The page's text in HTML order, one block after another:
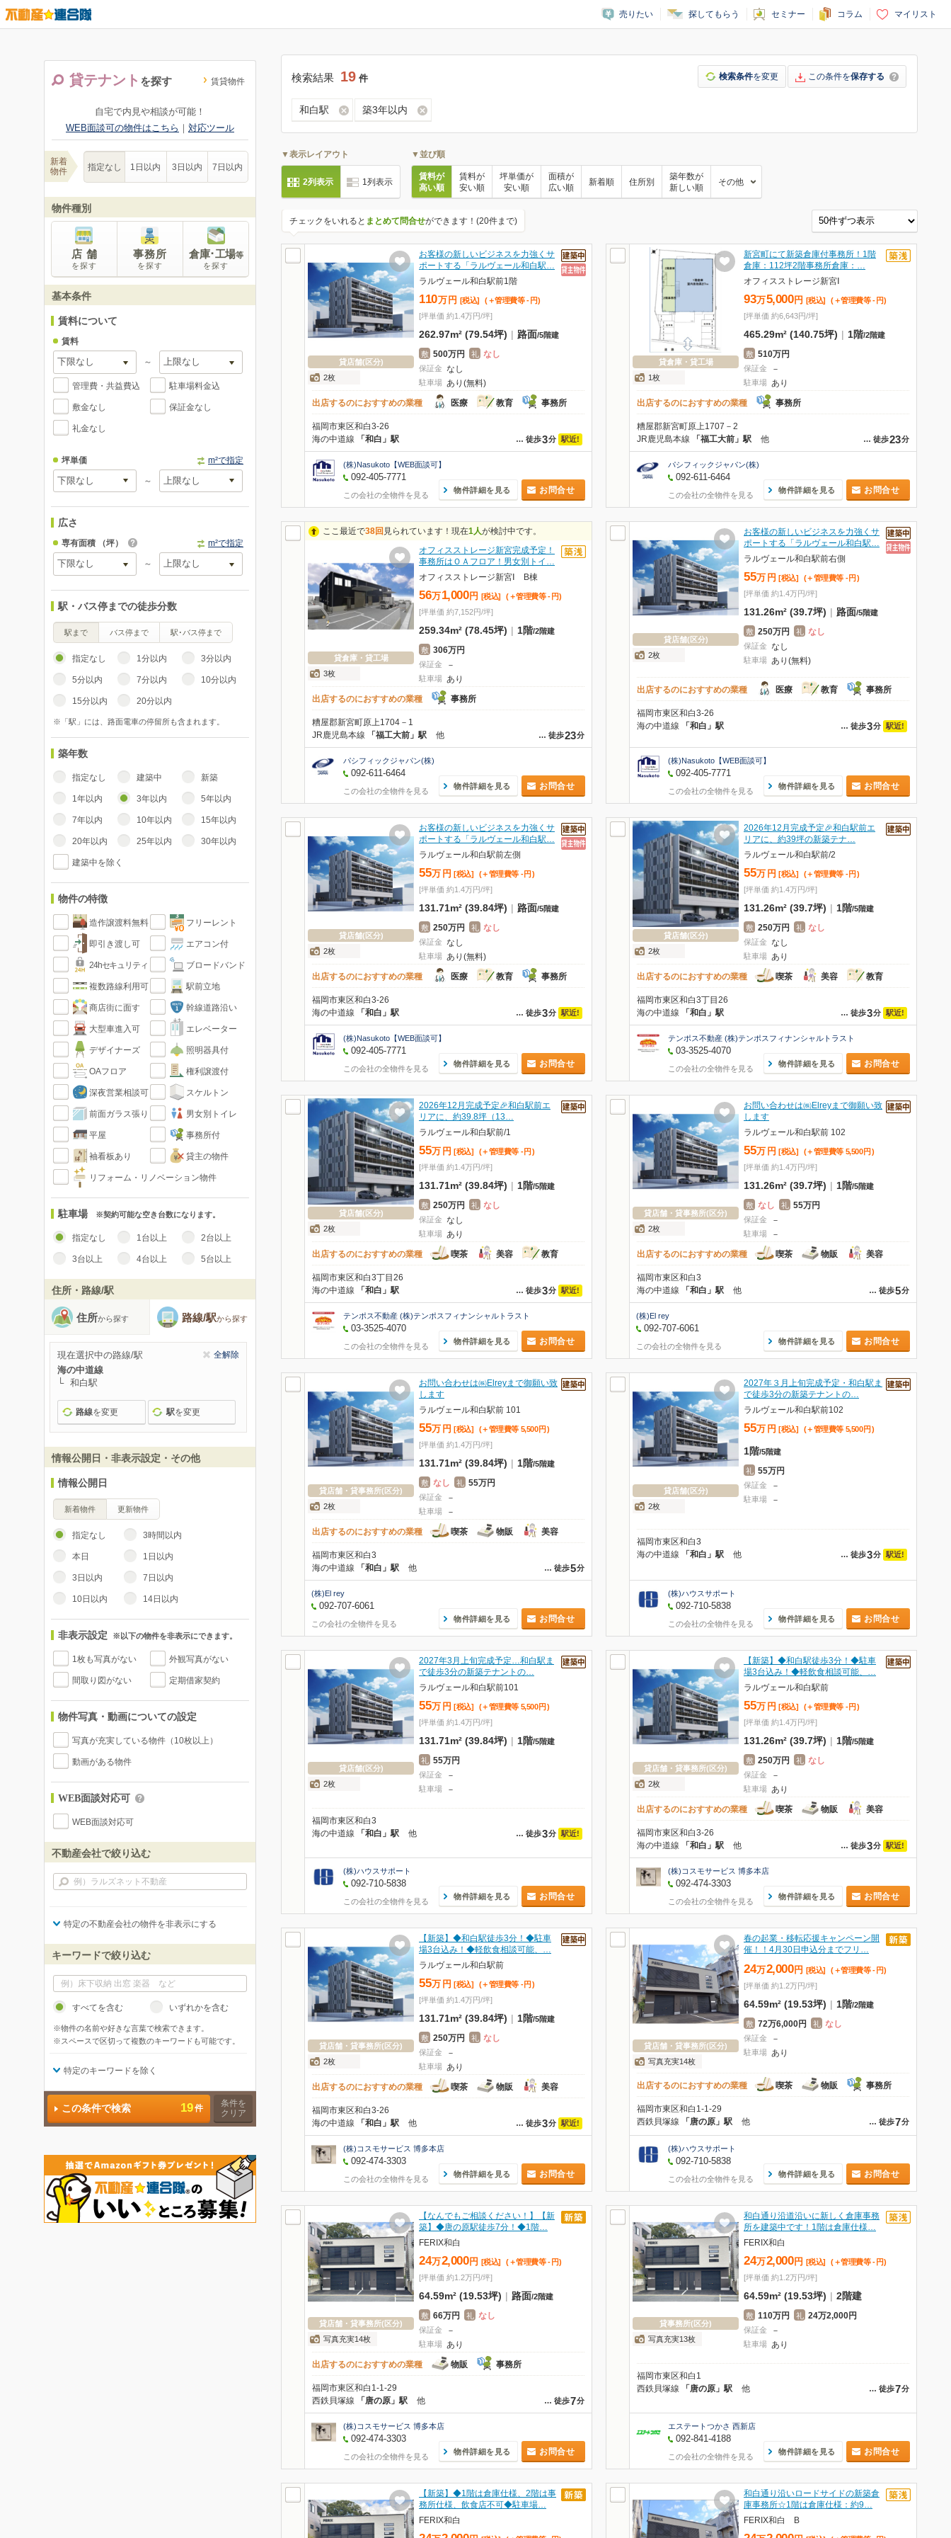
売りたい 探してもらう セミナー コラム マイリスト
貸テナント を探す 賃貸物件
自宅で内見や相談が可能！
WEB面談可の物件はこちら ｜ 対応ツール
新着
物件
指定なし 1日以内 3日以内 7日以内
物件種別
店 舗
を探す
事務所
を探す
倉庫･工場等
を探す
基本条件
賃料について
賃料
～
管理費・共益費込 駐車場料金込
敷金なし 保証金なし
礼金なし
坪単価 m²で指定
～
広さ
専有面積 （坪） m²で指定
～
駅・バス停までの徒歩分数
駅まで バス停まで 駅･バス停まで
指定なし 1分以内 3分以内
5分以内 7分以内 10分以内
15分以内 20分以内
※「駅」には、路面電車の停留所も含まれます。
築年数
指定なし 建築中 新築
1年以内 3年以内 5年以内
7年以内 10年以内 15年以内
20年以内 25年以内 30年以内
建築中を除く
物件の特徴
造作譲渡料無料 フリーレント
即引き渡し可 エアコン付
24hセキュリティ ブロードバンド
複数路線利用可 駅前立地
商店街に面す 幹線道路沿い
大型車進入可 エレベーター
デザイナーズ 照明器具付
OAフロア 権利譲渡付
深夜営業相談可 スケルトン
前面ガラス張り 男女別トイレ
平屋 事務所付
袖看板あり 貸主の物件
リフォーム・リノベーション物件
駐車場 ※契約可能な空き台数になります。
指定なし 1台以上 2台以上
3台以上 4台以上 5台以上
住所・路線/駅
住所から探す 路線/駅から探す
現在選択中の路線/駅 全解除
海の中道線
和白駅
路線を変更 駅を変更
情報公開日・非表示設定・その他
情報公開日
新着物件 更新物件
指定なし 3時間以内
本日 1日以内
3日以内 7日以内
10日以内 14日以内
非表示設定 ※以下の物件を非表示にできます。
1枚も写真がない 外観写真がない
間取り図がない 定期借家契約
物件写真・動画についての設定
写真が充実している物件（10枚以上）
動画がある物件
WEB面談対応可
WEB面談対応可
不動産会社で絞り込む
特定の不動産会社の物件を非表示にする
キーワードで絞り込む
すべてを含む いずれかを含む
※物件の名前や好きな言葉で検索できます。
※スペースで区切って複数のキーワードも可能です。
特定のキーワードを除く
この条件で検索 件
19
条件を
クリア
検索結果 19 件 検索条件を変更 この条件を保存する
和白駅 築3年以内
▼表示レイアウト
2列表示 1列表示
▼並び順
賃料が
高い順
賃料が
安い順
坪単価が
安い順
面積が
広い順
新着順 住所別
築年数が
新しい順
その他
チェックをいれると まとめて問合せができます！(20件まで)
貸店舗(区分)
2枚
お客様の新しいビジネスを力強くサ
ポートする「ラルヴェール和白駅…
ラルヴェール和白駅前1階
110万 円 [税込] (＋管理費等 - 円)
[坪単価 約1.4万円/坪]
262.97m² (79.54坪) | 路面/5階建
敷 500万円 礼 なし
保証金 なし
駐車場 あり(無料)
出店するのにおすすめの業種
医療 教育 事務所
福岡市東区和白3-26
… 徒歩3分 駅近!
海の中道線 「和白」駅
(株)Nasukoto【WEB面談可】
092-405-7771
この会社の全物件を見る
物件詳細を見る お問合せ
貸倉庫・貸工場
1枚
新宮町にて新築倉庫付事務所！1階
倉庫：112坪2階事務所倉庫：…
オフィスストレージ新宮Ⅰ
93万5,000 円 [税込] (＋管理費等 - 円)
[坪単価 約6,643円/坪]
465.29m² (140.75坪) | 1階/2階建
敷 510万円
保証金 －
駐車場 あり
出店するのにおすすめの業種
事務所
糟屋郡新宮町原上1707－2
… 徒歩23分
JR鹿児島本線 「福工大前」駅 他
パシフィックジャパン(株)
092-611-6464
この会社の全物件を見る
物件詳細を見る お問合せ
ここ最近で38回 見られています！現在1人が検討中です。
貸倉庫・貸工場
3枚
オフィスストレージ新宮完成予定！
事務所はＯＡフロア！男女別トイ…
オフィスストレージ新宮Ⅰ B棟
56万1,000 円 [税込] (＋管理費等 - 円)
[坪単価 約7,152円/坪]
259.34m² (78.45坪) | 1階/2階建
敷 306万円
保証金 －
駐車場 あり
出店するのにおすすめの業種
事務所
糟屋郡新宮町原上1704－1
… 徒歩23分
JR鹿児島本線 「福工大前」駅 他
パシフィックジャパン(株)
092-611-6464
この会社の全物件を見る
物件詳細を見る お問合せ
貸店舗(区分)
2枚
お客様の新しいビジネスを力強くサ
ポートする「ラルヴェール和白駅…
ラルヴェール和白駅前右側
55万 円 [税込] (＋管理費等 - 円 )
[坪単価 約1.4万円/坪]
131.26m² (39.7坪) | 路面/5階建
敷 250万円 礼 なし
保証金 なし
駐車場 あり(無料)
出店するのにおすすめの業種 医療 教育 事務所
福岡市東区和白3-26
… 徒歩3分 駅近!
海の中道線 「和白」駅
(株)Nasukoto【WEB面談可】
092-405-7771
この会社の全物件を見る
物件詳細を見る お問合せ
貸店舗(区分)
2枚
お客様の新しいビジネスを力強くサ
ポートする「ラルヴェール和白駅…
ラルヴェール和白駅前左側
55万 円 [税込] (＋管理費等 - 円 )
[坪単価 約1.4万円/坪]
131.71m² (39.84坪) | 路面/5階建
敷 250万円 礼 なし
保証金 なし
駐車場 あり(無料)
出店するのにおすすめの業種
医療 教育 事務所
福岡市東区和白3-26
… 徒歩3分 駅近!
海の中道線 「和白」駅
(株)Nasukoto【WEB面談可】
092-405-7771
この会社の全物件を見る
物件詳細を見る お問合せ
貸店舗(区分)
2枚
2026年12月完成予定🎉和白駅前エ
リアに、約39坪の新築テナ…
ラルヴェール和白駅前/2
55万 円 [税込] (＋管理費等 - 円 )
[坪単価 約1.4万円/坪]
131.26m² (39.7坪) | 1階/5階建
敷 250万円 礼 なし
保証金 なし
駐車場 あり
出店するのにおすすめの業種
喫茶 美容 教育
福岡市東区和白3丁目26
… 徒歩3分 駅近!
海の中道線 「和白」駅
テンポス不動産 (株)テンポスフィナンシャルトラスト
03-3525-4070
この会社の全物件を見る
物件詳細を見る お問合せ
貸店舗(区分)
2枚
2026年12月完成予定🎉和白駅前エ
リアに、約39.8坪（13…
ラルヴェール和白駅前/1
55万 円 [税込] (＋管理費等 - 円 )
[坪単価 約1.4万円/坪]
131.71m² (39.84坪) | 1階/5階建
敷 250万円 礼 なし
保証金 なし
駐車場 あり
出店するのにおすすめの業種
喫茶 美容 教育
福岡市東区和白3丁目26
… 徒歩3分 駅近!
海の中道線 「和白」駅
テンポス不動産 (株)テンポスフィナンシャルトラスト
03-3525-4070
この会社の全物件を見る
物件詳細を見る お問合せ
貸店舗・貸事務所(区分)
2枚
お問い合わせは㈱Elreyまで御願い致
します
ラルヴェール和白駅前 102
55万 円 [税込] (＋管理費等 5,500 円 )
[坪単価 約1.4万円/坪]
131.26m² (39.7坪) | 1階/5階建
敷 なし 礼 55万円
保証金 －
駐車場
－
出店するのにおすすめの業種
喫茶 物販 美容
福岡市東区和白3
… 徒歩5分
海の中道線 「和白」駅 他
(株)El rey
092-707-6061
この会社の全物件を見る
物件詳細を見る お問合せ
貸店舗・貸事務所(区分)
2枚
お問い合わせは㈱Elreyまで御願い致
します
ラルヴェール和白駅前 101
55万 円 [税込] (＋管理費等 5,500 円 )
[坪単価 約1.4万円/坪]
131.71m² (39.84坪) | 1階/5階建
敷 なし 礼 55万円
保証金 －
駐車場
－
出店するのにおすすめの業種
喫茶 物販 美容
福岡市東区和白3
… 徒歩5分
海の中道線 「和白」駅 他
(株)El rey
092-707-6061
この会社の全物件を見る
物件詳細を見る お問合せ
貸店舗(区分)
2枚
2027年３月上旬完成予定・和白駅ま
で徒歩3分の新築テナントの…
ラルヴェール和白駅前102
55万 円 [税込] (＋管理費等 5,500 円 )
1階/5階建
礼 55万円
保証金 －
駐車場 －
福岡市東区和白3
… 徒歩3分 駅近!
海の中道線 「和白」駅 他
(株)ハウスサポート
092-710-5838
この会社の全物件を見る
物件詳細を見る お問合せ
貸店舗(区分)
2枚
2027年3月上旬完成予定…和白駅ま
で徒歩3分の新築テナントの…
ラルヴェール和白駅前101
55万 円 [税込] (＋管理費等 5,500 円 )
[坪単価 約1.4万円/坪]
131.71m² (39.84坪) | 1階/5階建
礼 55万円
保証金 －
駐車場 －
福岡市東区和白3
… 徒歩3分 駅近!
海の中道線 「和白」駅 他
(株)ハウスサポート
092-710-5838
この会社の全物件を見る
物件詳細を見る お問合せ
貸店舗・貸事務所(区分)
2枚
【新築】◆和白駅徒歩3分！◆駐車
場3台込み！◆軽飲食相談可能、…
ラルヴェール和白駅前
55万 円 [税込] (＋管理費等 - 円 )
[坪単価 約1.4万円/坪]
131.26m² (39.7坪) | 1階/5階建
敷 250万円 礼 なし
保証金 －
駐車場 あり
出店するのにおすすめの業種
喫茶 物販 美容
福岡市東区和白3-26
… 徒歩3分 駅近!
海の中道線 「和白」駅 他
(株)コスモサービス 博多本店
092-474-3303
この会社の全物件を見る
物件詳細を見る お問合せ
貸店舗・貸事務所(区分)
2枚
【新築】◆和白駅徒歩3分！◆駐車
場3台込み！◆軽飲食相談可能、…
ラルヴェール和白駅前
55万 円 [税込] (＋管理費等 - 円 )
[坪単価 約1.4万円/坪]
131.71m² (39.84坪) | 1階/5階建
敷 250万円 礼 なし
保証金 －
駐車場 あり
出店するのにおすすめの業種
喫茶 物販 美容
福岡市東区和白3-26
… 徒歩3分 駅近!
海の中道線 「和白」駅 他
(株)コスモサービス 博多本店
092-474-3303
この会社の全物件を見る
物件詳細を見る お問合せ
貸店舗・貸事務所(区分)
写真充実14枚
春の起業・移転応援キャンペーン開
催！！4月30日申込分までフリ…
24万2,000 円 [税込] (＋管理費等 - 円)
[坪単価 約1.2万円/坪]
64.59m² (19.53坪) | 1階/2階建
敷 72万6,000円 礼 なし
保証金 －
駐車場 あり
出店するのにおすすめの業種 喫茶 物販 事務所
福岡市東区和白1-1-29
… 徒歩7分
西鉄貝塚線 「唐の原」駅 他
(株)ハウスサポート
092-710-5838
この会社の全物件を見る
物件詳細を見る お問合せ
貸店舗・貸事務所(区分)
写真充実14枚
【なんでもご相談ください！】【新
築】◆唐の原駅徒歩7分！◆1階…
FERIX和白
24万2,000 円 [税込] (＋管理費等 - 円)
[坪単価 約1.2万円/坪]
64.59m² (19.53坪) | 路面/2階建
敷 66万円 礼 なし
保証金 －
駐車場 あり
出店するのにおすすめの業種
物販 事務所
福岡市東区和白1-1-29
… 徒歩7分
西鉄貝塚線 「唐の原」駅 他
(株)コスモサービス 博多本店
092-474-3303
この会社の全物件を見る
物件詳細を見る お問合せ
貸事務所(区分)
写真充実13枚
和白通り沿道沿いに新しく倉庫事務
所を建築中です！1階は倉庫仕様…
FERIX和白
24万2,000 円 [税込] (＋管理費等 - 円)
[坪単価 約1.2万円/坪]
64.59m² (19.53坪) | 2階建
敷 110万円 礼 24万2,000円
保証金 －
駐車場 あり
福岡市東区和白1
… 徒歩7分
西鉄貝塚線 「唐の原」駅 他
エステートつかさ 西新店
092-841-4188
この会社の全物件を見る
物件詳細を見る お問合せ
【新築】◆1階は倉庫仕様、2階は事
務所仕様、飲食店不可◆駐車場…
FERIX和白
和白通り沿いロードサイドの新築倉
庫事務所☆1階は倉庫仕様：約9…
FERIX和白 B